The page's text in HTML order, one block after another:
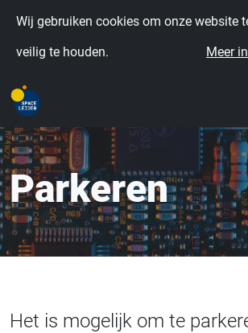
Wij gebruiken cookies om onze website
veilig te houden.
Meer
Parkeren
Het is mogelijk om te